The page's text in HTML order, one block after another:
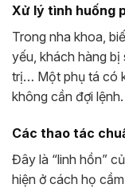
Xử lý tình huống
Trong nha khoa,
yếu, khách hàng
trị… Một phụ tá có
không cần đợi lệnh.
Các thao tác
Đây là “linh hồn”
hiện ở cách họ